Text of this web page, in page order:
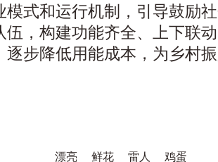
模式和运行机制，引导鼓励
伍，构建功能齐全、上下联
逐步降低用能成本，为乡村
漂亮 鲜花 雷人 鸡蛋